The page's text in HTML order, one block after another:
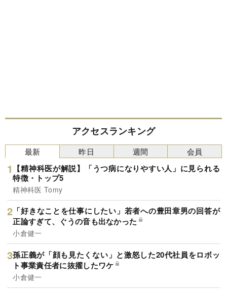
アクセスランキング
最新
【精神科医が解説】「うつ病になりやすい人」に見られる
特徴・トップ5
精神科医 Tomy
「好きなことを仕事にしたい」若者への豊田章男の回答が
正論すぎて、ぐうの音も出なかった
小倉健一
孫正義が「顔も見たくない」と激怒した20代社員をロボッ
ト事業責任者に抜擢したワケ
小倉健一
昨日 週間 会員